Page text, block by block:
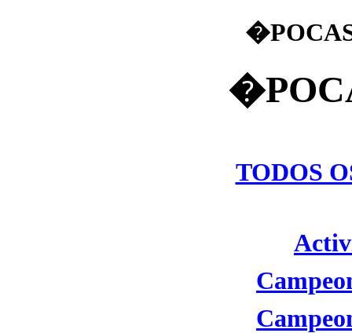
TODOS